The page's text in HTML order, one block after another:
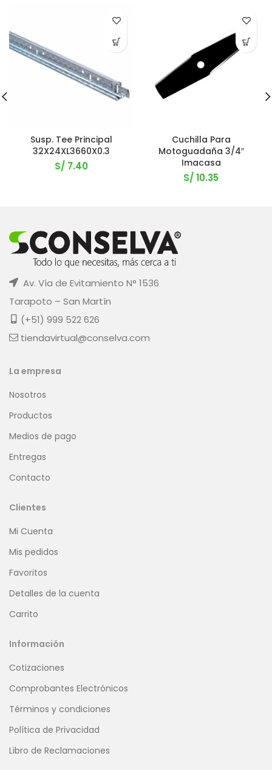
Susp. Tee Principal
32X24XL3660X0.3
S/ 7.40
Cuchilla Para
Motoguadaña 3/4″
Imacasa
S/ 10.35
Av. Vía de Evitamiento N° 1536
Tarapoto – San Martín
(+51) 999 522 626
tiendavirtual@conselva.com
La empresa
Nosotros
Productos
Medios de pago
Entregas
Contacto
Clientes
Mi Cuenta
Mis pedidos
Favoritos
Detalles de la cuenta
Carrito
Información
Cotizaciones
Comprobantes Electrónicos
Términos y condiciones
Política de Privacidad
Libro de Reclamaciones